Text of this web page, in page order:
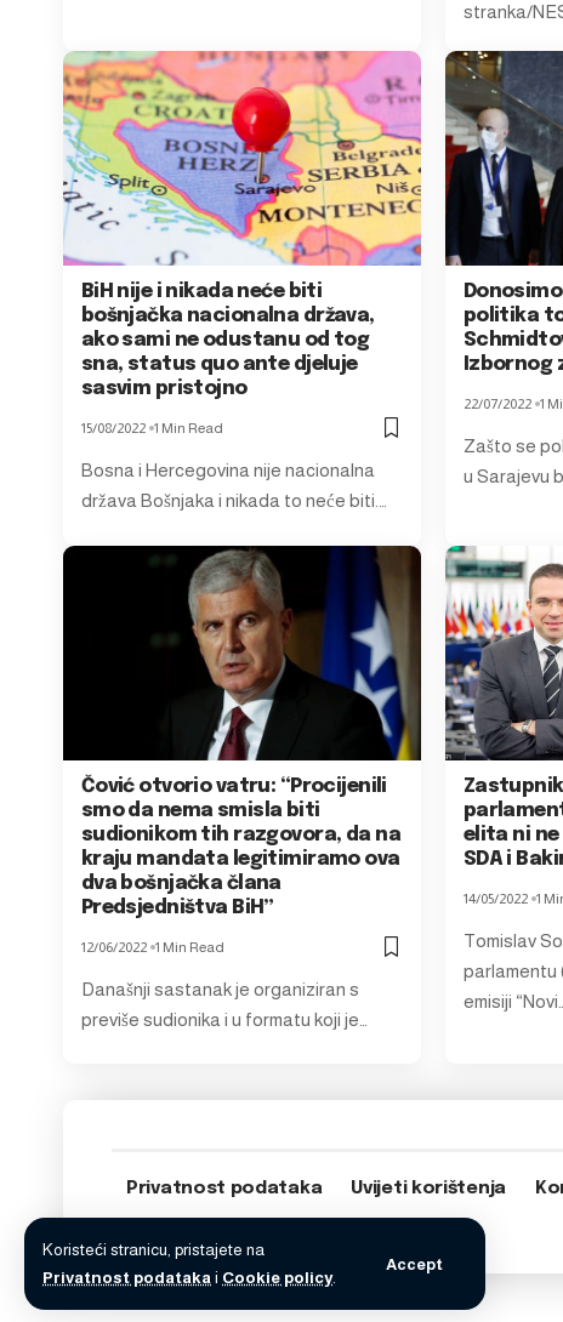
Koristeći stranicu, pristajete na
Privatnost podataka i Cookie policy.
Accept
stranka/
BiH nije i nikada neće biti
bošnjačka nacionalna država,
ako sami ne odustanu od tog
sna, status quo ante djeluje
sasvim pristojno
15/08/2022 1 Min Read
Bosna i Hercegovina nije nacionalna
država Bošnjaka i nikada to neće biti.…
politika
Izbornog
22/07/2022 1
Zašto se
u Sarajevu
Čović otvorio vatru: “Procijenili
smo da nema smisla biti
sudionikom tih razgovora, da na
kraju mandata legitimiramo ova
dva bošnjačka člana
Predsjedništva BiH”
12/06/2022 1 Min Read
Današnji sastanak je organiziran s
previše sudionika i u formatu koji je…
elita ni ne
SDA i
14/05/2022 1
Tomislav
parlamentu
emisiji “Novi…
Privatnost podataka Uvijeti korištenja